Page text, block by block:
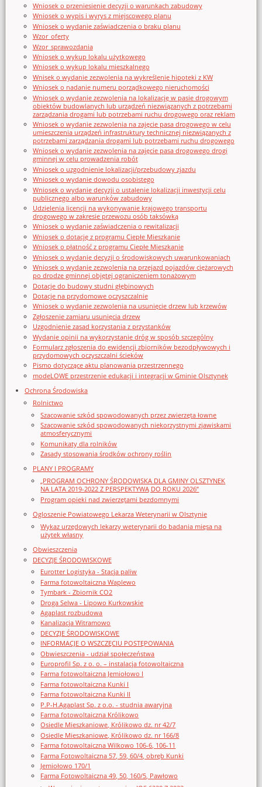
Wniosek o przeniesienie decyzji o warunkach zabudowy
Wniosek o wypis i wyrys z miejscowego planu
Wniosek o wydanie zaświadczenia o braku planu
Wzor_oferty
Wzor_sprawozdania
Wniosek o wykup lokalu użytkowego
Wniosek o wykup lokalu mieszkalnego
Wnisek o wydanie zezwolenia na wykreślenie hipoteki z KW
Wniosek o nadanie numeru porządkowego nieruchomości
Wniosek o wydanie zezwolenia na lokalizację w pasie drogowym
obiektów budowlanych lub urządzeń niezwiązanych z potrzebami
zarządzania drogami lub potrzebami ruchu drogowego oraz reklam
Wniosek o wydanie zezwolenia na zajęcie pasa drogowego w celu
umieszczenia urządzeń infrastruktury technicznej niezwiązanych z
potrzebami zarządzania drogami lub potrzebami ruchu drogowego
Wniosek o wydanie zezwolenia na zajęcie pasa drogowego drogi
gminnej w celu prowadzenia robót
Wniosek o uzgodnienie lokalizacji/przebudowy zjazdu
Wniosek o wydanie dowodu osobistego
Wniosek o wydanie decyzji o ustalenie lokalizacji inwestycji celu
publicznego albo warunków zabudowy
Udzielenia licencji na wykonywanie krajowego transportu
drogowego w zakresie przewozu osób taksówką
Wniosek o wydanie zaświadczenia o rewitalizacji
Wniosek o dotację z programu Ciepłe Mieszkanie
Wniosek o płatność z programu Ciepłe Mieszkanie
Wniosek o wydanie decyzji o środowiskowych uwarunkowaniach
Wniosek o wydanie zezwolenia na przejazd pojazdów ciężarowych
po drodze gminnej objętej ograniczeniem tonażowym
Dotacje do budowy studni głębinowych
Dotacje na przydomowe oczyszczalnie
Wniosek o wydanie zezwolenia na usunięcie drzew lub krzewów
Zgłoszenie zamiaru usunięcia drzew
Uzgodnienie zasad korzystania z przystanków
Wydanie opinii na wykorzystanie dróg w sposób szczególny
Formularz zgłoszenia do ewidencji zbiorników bezodpływowych i
przydomowych oczyszczalni ścieków
Pismo dotyczące aktu planowania przestrzennego
modeLOWE przestrzenie edukacji i integracji w Gminie Olsztynek
Ochrona Środowiska
Rolnictwo
Szacowanie szkód spowodowanych przez zwierzęta łowne
Szacowanie szkód spowodowanych niekorzystnymi zjawiskami
atmosferycznymi
Komunikaty dla rolników
Zasady stosowania środków ochrony roślin
PLANY I PROGRAMY
„PROGRAM OCHRONY ŚRODOWISKA DLA GMINY OLSZTYNEK
NA LATA 2019-2022 Z PERSPEKTYWĄ DO ROKU 2026”
Program opieki nad zwierzętami bezdomnymi
Ogloszenie Powiatowego Lekarza Weterynarii w Olsztynie
Wykaz urzędowych lekarzy weterynarii do badania mięsa na
użytek własny
Obwieszczenia
DECYZJE ŚRODOWISKOWE
Eurotter Logistyka - Stacja paliw
Farma fotowoltaiczna Waplewo
Tymbark - Zbiornik CO2
Droga Selwa - Lipowo Kurkowskie
Agaplast rozbudowa
Kanalizacja Witramowo
DECYZJE ŚRODOWISKOWE
INFORMACJE O WSZCZĘCIU POSTĘPOWANIA
Obwieszczenia - udział społeczeństwa
Europrofil Sp. z o. o. – instalacja fotowoltaiczna
Farma fotowoltaiczna Jemiołowo I
Farma fotowoltaiczna Kunki I
Farma fotowoltaiczna Kunki II
P.P-H.Agaplast Sp. z o.o. - studnia awaryjna
Farma fotowoltaiczna Królikowo
Osiedle Mieszkaniowe, Królikowo dz. nr 42/7
Osiedle Mieszkaniowe, Królikowo dz. nr 166/8
Farma fotowoltaiczna Wilkowo 106-6, 106-11
Farma Fotowoltaiczna 57, 59, 60/4, obręb Kunki
Jemiołowo 170/1
Farma Fotowoltaiczna 49, 50, 160/5, Pawłowo